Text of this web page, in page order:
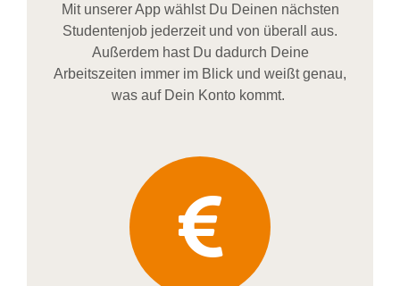
Mit unserer App wählst Du Deinen nächsten
Studentenjob jederzeit und von überall aus.
Außerdem hast Du dadurch Deine
Arbeitszeiten immer im Blick und weißtgenau,
was auf Dein Konto kommt.